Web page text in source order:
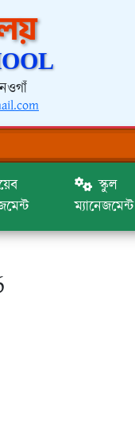
স্কুল
ম্যানেজমেন্ট